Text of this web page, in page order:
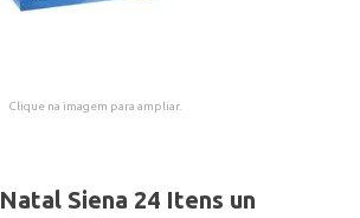
Clique na imagem para ampliar.
Siena 24 Itens un